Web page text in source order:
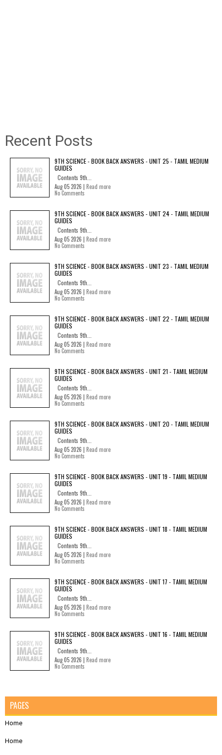
Recent Posts
9TH SCIENCE - BOOK BACK ANSWERS - UNIT 25 - TAMIL MEDIUM
GUIDES
Contents 9th...
Aug 05 2026 | Read more
No Comments
9TH SCIENCE - BOOK BACK ANSWERS - UNIT 24 - TAMIL MEDIUM
GUIDES
Contents 9th...
Aug 05 2026 | Read more
No Comments
9TH SCIENCE - BOOK BACK ANSWERS - UNIT 23 - TAMIL MEDIUM
GUIDES
Contents 9th...
Aug 05 2026 | Read more
No Comments
9TH SCIENCE - BOOK BACK ANSWERS - UNIT 22 - TAMIL MEDIUM
GUIDES
Contents 9th...
Aug 05 2026 | Read more
No Comments
9TH SCIENCE - BOOK BACK ANSWERS - UNIT 21 - TAMIL MEDIUM
GUIDES
Contents 9th...
Aug 05 2026 | Read more
No Comments
9TH SCIENCE - BOOK BACK ANSWERS - UNIT 20 - TAMIL MEDIUM
GUIDES
Contents 9th...
Aug 05 2026 | Read more
No Comments
9TH SCIENCE - BOOK BACK ANSWERS - UNIT 19 - TAMIL MEDIUM
GUIDES
Contents 9th...
Aug 05 2026 | Read more
No Comments
9TH SCIENCE - BOOK BACK ANSWERS - UNIT 18 - TAMIL MEDIUM
GUIDES
Contents 9th...
Aug 05 2026 | Read more
No Comments
9TH SCIENCE - BOOK BACK ANSWERS - UNIT 17 - TAMIL MEDIUM
GUIDES
Contents 9th...
Aug 05 2026 | Read more
No Comments
9TH SCIENCE - BOOK BACK ANSWERS - UNIT 16 - TAMIL MEDIUM
GUIDES
Contents 9th...
Aug 05 2026 | Read more
No Comments
PAGES
Home
Home